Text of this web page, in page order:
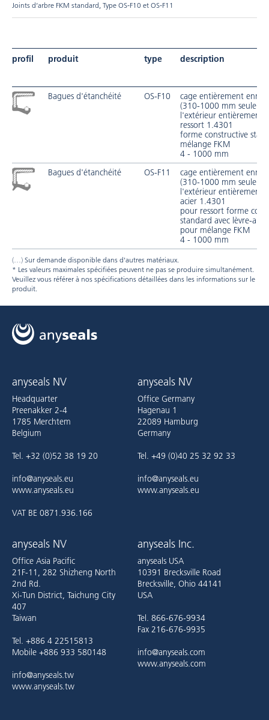
Joints d’arbre FKM standard, Type OS-F10 et OS-F11
profil produit type description
Bagues d'étanchéité OS-F10
cage entièrement
(310-1000 mm
l'extérieur entièrement
ressort 1.4301
forme constructive
mélange FKM
4 - 1000 mm
Bagues d'étanchéité
OS-F11
cage entièrement
(310-1000 mm
l'extérieur entièrement
acier 1.4301
pour ressort forme
standard avec lèvre-
pour mélange FKM
4 - 1000 mm
Sur demande disponible dans d'autres matériaux.
* Les valeurs maximales spécifiées peuvent ne pas se produire simultanément.
Veuillez vous référer à nos spécifications détaillées dans les informations sur le
produit.
anyseals NV
Headquarter
Preenakker 2-4
1785 Merchtem
Belgium
Tel. +32 (0)52 38 19 20
info@anyseals.eu
www.anyseals.eu
VAT BE 0871.936.166
anyseals NV
Office Germany
Hagenau 1
22089 Hamburg
Germany
Tel. +49 (0)40 25 32 92 33
info@anyseals.eu
www.anyseals.eu
anyseals NV
Office Asia Pacific
21F-11, 282 Shizheng North
2nd Rd.
Xi-Tun District, Taichung City
407
Taiwan
Tel. +886 4 22515813
Mobile +886 933 580148
info@anyseals.tw
www.anyseals.tw
anyseals Inc.
anyseals USA
10391 Brecksville Road
Brecksville, Ohio 44141
USA
Tel. 866-676-9934
Fax 216-676-9935
info@anyseals.com
www.anyseals.com